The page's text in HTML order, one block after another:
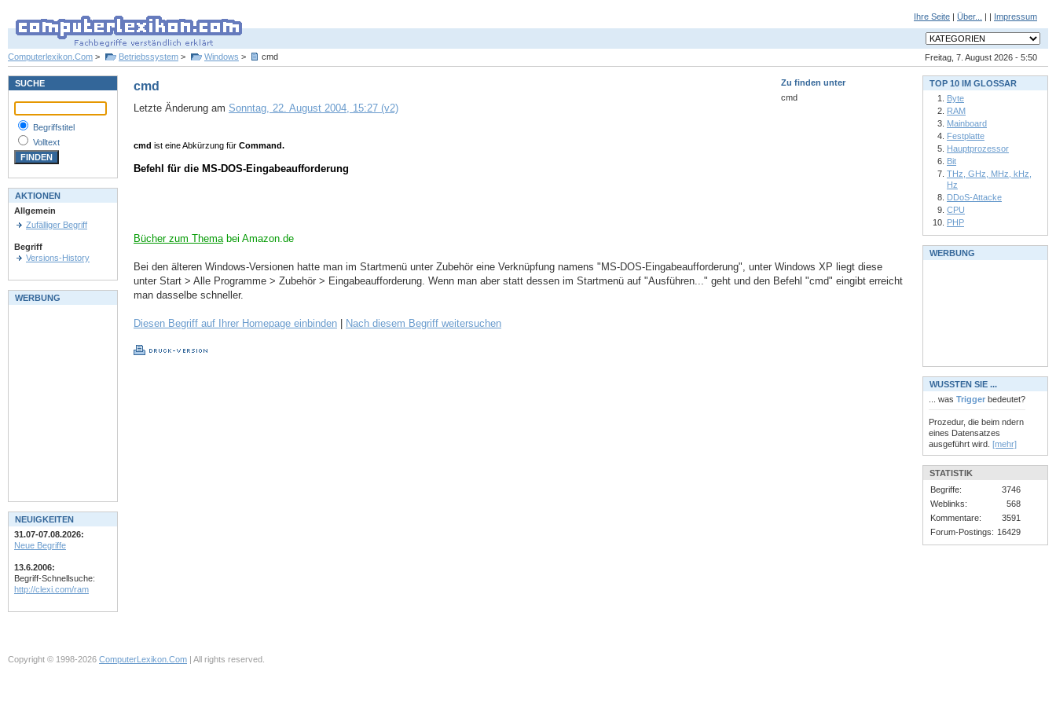
Ihre Seite | Über... | | Impressum
Freitag, 7. August 2026 - 5:50
Computerlexikon.Com > Betriebssystem > Windows > cmd
Zu finden unter
cmd
cmd
Letzte Änderung am Sonntag, 22. August 2004, 15:27 (v2)
cmd ist eine Abkürzung für Command.
Befehl für die MS-DOS-Eingabeaufforderung
Bücher zum Themabei Amazon.de
Bei den älteren Windows-Versionen hatte man im Startmenü unter Zubehör eine Verknüpfung namens "MS-DOS-Eingabeaufforderung", unter Windows XP liegt diese
unter Start > Alle Programme > Zubehör > Eingabeaufforderung. Wenn man aber statt dessen im Startmenü auf "Ausführen..." geht und den Befehl "cmd" eingibt erreicht
man dasselbe schneller.
Diesen Begriff auf Ihrer Homepage einbinden Nach diesem Begriff weitersuchen
SUCHE
Begriffstitel
Volltext
AKTIONEN
Allgemein
Zufälliger Begriff
Begriff
Versions-History
WERBUNG
NEUIGKEITEN
31.07-07.08.2026:
Neue Begriffe
13.6.2006:
Begriff-Schnellsuche:
http://clexi.com/ram
TOP 10 IM GLOSSAR
Byte
RAM
Mainboard
Festplatte
Hauptprozessor
Bit
THz, GHz, MHz, kHz,
Hz
DDoS-Attacke
CPU
PHP
WERBUNG
WUSSTEN SIE ...
... was Trigger bedeutet?
Prozedur, die beim ndern
eines Datensatzes
ausgeführt wird. [mehr]
STATISTIK
Begriffe:
3746
Weblinks:
568
Kommentare:
3591
Forum-Postings: 16429
Copyright © 1998-2026 ComputerLexikon.Com | All rights reserved.